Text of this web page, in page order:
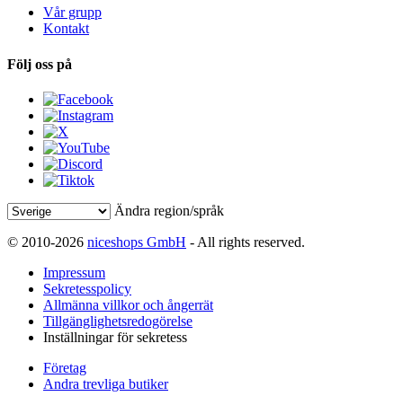
Vår grupp
Kontakt
Följ oss på
Ändra region/språk
© 2010-2026 niceshops GmbH - All rights reserved.
Impressum
Sekretesspolicy
Allmänna villkor och ångerrät
Tillgänglighetsredogörelse
Inställningar för sekretess
Företag
Andra trevliga butiker